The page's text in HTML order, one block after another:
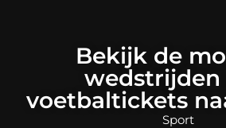
Bekijk de
wedstrijden
voetbaltickets
Sport